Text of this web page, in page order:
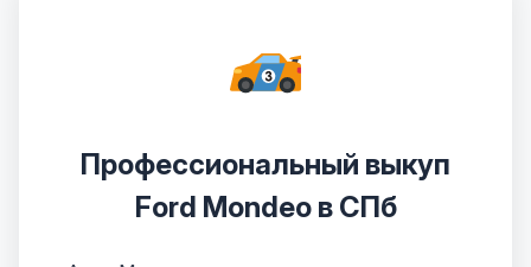
Профессиональный выкуп
Ford Mondeo в СПб